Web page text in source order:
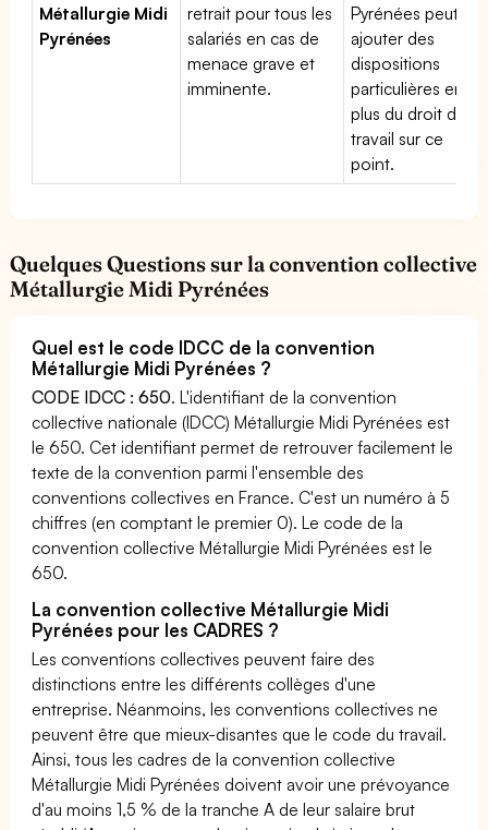
Métallurgie Midi
Pyrénées
retrait pour tous les
salariés en cas de
menace grave et
imminente.
Pyrénées peut
ajouter des
dispositions
particulières en
plus du droit du
travail sur ce
point.
Quelques Questions sur la convention collective
Métallurgie Midi Pyrénées
Quel est le code IDCC de la convention
Métallurgie Midi Pyrénées ?
CODE IDCC : 650. L'identifiant de la convention
collective nationale (IDCC) Métallurgie Midi Pyrénées est
le 650. Cet identifiant permet de retrouver facilement le
texte de la convention parmi l'ensemble des
conventions collectives en France. C'est un numéro à 5
chiffres (en comptant le premier 0). Le code de la
convention collective Métallurgie Midi Pyrénées est le
650.
La convention collective Métallurgie Midi
Pyrénées pour les CADRES ?
Les conventions collectives peuvent faire des
distinctions entre les différents collèges d'une
entreprise. Néanmoins, les conventions collectives ne
peuvent être que mieux-disantes que le code du travail.
Ainsi, tous les cadres de la convention collective
Métallurgie Midi Pyrénées doivent avoir une prévoyance
d'au moins 1,5 % de la tranche A de leur salaire brut